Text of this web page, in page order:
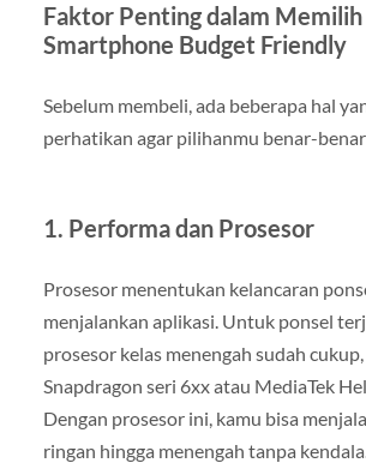
Faktor Penting dalam Memilih
Smartphone Budget Friendly
Sebelum membeli, ada beberapa hal
perhatikan agar pilihanmu benar-
1. Performa dan Prosesor
Prosesor menentukan kelancaran
menjalankan aplikasi. Untuk ponsel
prosesor kelas menengah sudah
Snapdragon seri 6xx atau MediaTek
Dengan prosesor ini, kamu bisa
ringan hingga menengah tanpa